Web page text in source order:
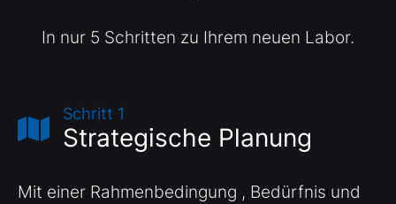
In nur 5 Schritten zu Ihrem neuen Labor.
Schritt 1
Strategische Planung
Mit einer Rahmenbedingung , Bedürfnis und